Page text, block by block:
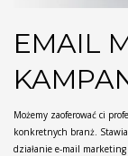
EMAIL
Możemy zaoferować ci
konkretnych branż.
działanie e-mail